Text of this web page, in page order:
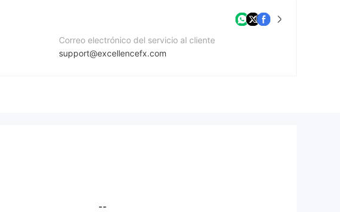
Correo electrónico del servicio al cliente
support@excellencefx.com
--